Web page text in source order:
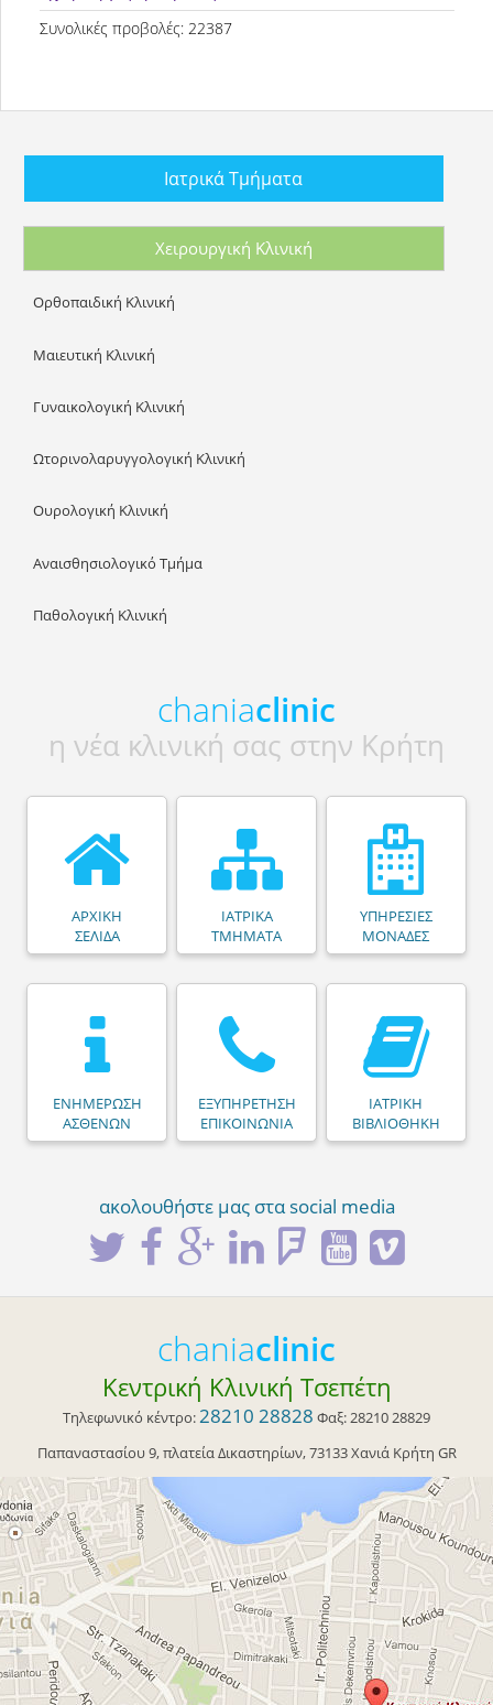
Συνολικές προβολές: 22387
Ιατρικά Τμήματα
Χειρουργική Κλινική
Ορθοπαιδική Κλινική
Μαιευτική Κλινική
Γυναικολογική Κλινική
Ωτορινολαρυγγολογική Κλινική
Ουρολογική Κλινική
Αναισθησιολογικό Τμήμα
Παθολογική Κλινική
chaniaclinic
η νέα κλινική σας στην Κρήτη
ΑΡΧΙΚΗ
ΣΕΛΙΔΑ
ΙΑΤΡΙΚΑ
ΤΜΗΜΑΤΑ
ΥΠΗΡΕΣΙΕΣ
ΜΟΝΑΔΕΣ
ΕΝΗΜΕΡΩΣΗ
ΑΣΘΕΝΩΝ
ΕΞΥΠΗΡΕΤΗΣΗ
ΕΠΙΚΟΙΝΩΝΙΑ
ΙΑΤΡΙΚΗ
ΒΙΒΛΙΟΘΗΚΗ
ακολουθήστε μας στα social media
chaniaclinic
Κεντρική Κλινική Τσεπέτη
Τηλεφωνικό κέντρο:28210 28828 Φαξ:28210 28829
Παπαναστασίου 9, πλατεία Δικαστηρίων,73133Χανιά Κρήτη GR